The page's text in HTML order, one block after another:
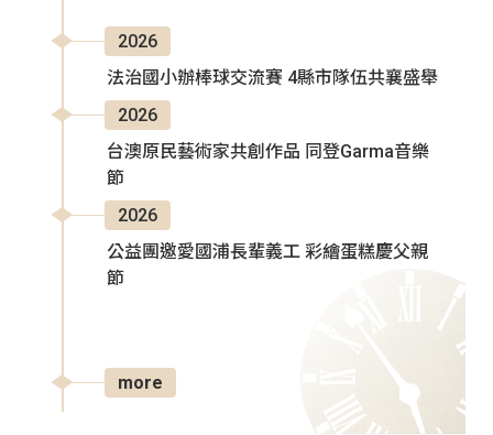
2026
法治國小辦棒球交流賽 4縣市隊伍共襄盛舉
2026
台澳原民藝術家共創作品 同登Garma音樂
節
2026
公益團邀愛國浦長輩義工 彩繪蛋糕慶父親
節
more